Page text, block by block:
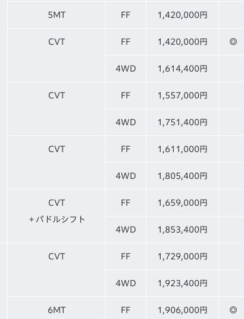
5MT FF 1,420,000円
CVT FF 1,420,000円 ◎
4WD 1,614,400円
CVT FF 1,557,000円
4WD 1,751,400円
CVT FF 1,611,000円
4WD 1,805,400円
CVT
＋パドルシフト
FF 1,659,000円
4WD 1,853,400円
CVT FF 1,729,000円
4WD 1,923,400円
6MT FF 1,906,000円 ◎